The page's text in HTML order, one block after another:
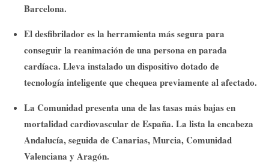
Barcelona.
El desfibrilador es la herramienta más segura para
conseguir la reanimación de una persona en parada
cardíaca. Lleva instalado un dispositivo dotado de
tecnología inteligente que chequea previamente al afectado.
La Comunidad presenta una de las tasas más bajas en
mortalidad cardiovascular de España. La lista la encabeza
Andalucía, seguida de Canarias, Murcia, Comunidad
Valenciana y Aragón.